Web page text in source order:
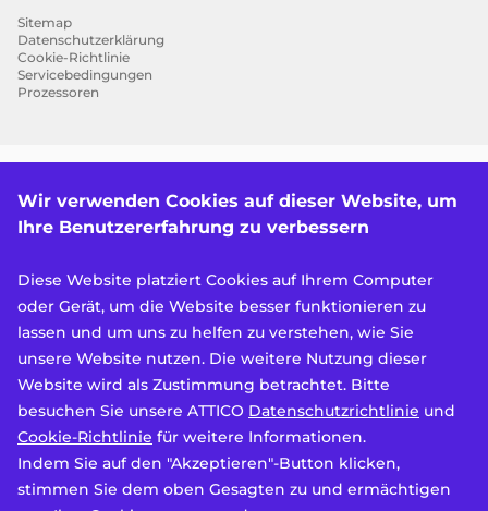
Sitemap
Datenschutzerklärung
Cookie-Richtlinie
Servicebedingungen
Prozessoren
Dienstleistungen
Drupal-Entwicklung
Drupal-Support und -Wartung
Drupal-Performanceoptimierung
Drupal SEO
Drupal-Beratung
Entwicklung von Designsystemen
Accessibility
Funktionen
Mehrsprachigkeit
Produkte
Mobile App-Plattform (MAP)
Wir verwenden Cookies auf dieser Website, um
Ihre Benutzererfahrung zu verbessern
Diese Website platziert Cookies auf Ihrem Computer
oder Gerät, um die Website besser funktionieren zu
lassen und um uns zu helfen zu verstehen, wie Sie
unsere Website nutzen. Die weitere Nutzung dieser
Website wird als Zustimmung betrachtet. Bitte
besuchen Sie unsere ATTICO Datenschutzrichtlinie und
Cookie-Richtlinie für weitere Informationen.
Indem Sie auf den "Akzeptieren"-Button klicken,
stimmen Sie dem oben Gesagten zu und ermächtigen